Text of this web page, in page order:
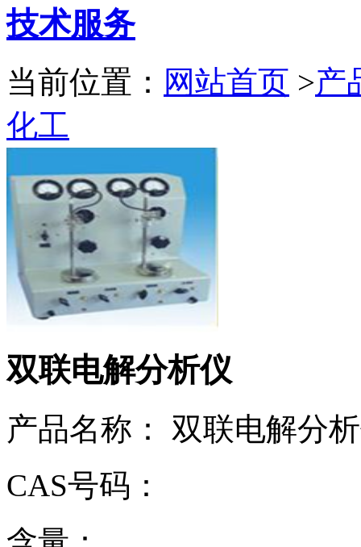
技术服务
当前位置： 网站首页 >产
化工
双联电解分析仪
产品名称： 双联电解分
CAS号码：